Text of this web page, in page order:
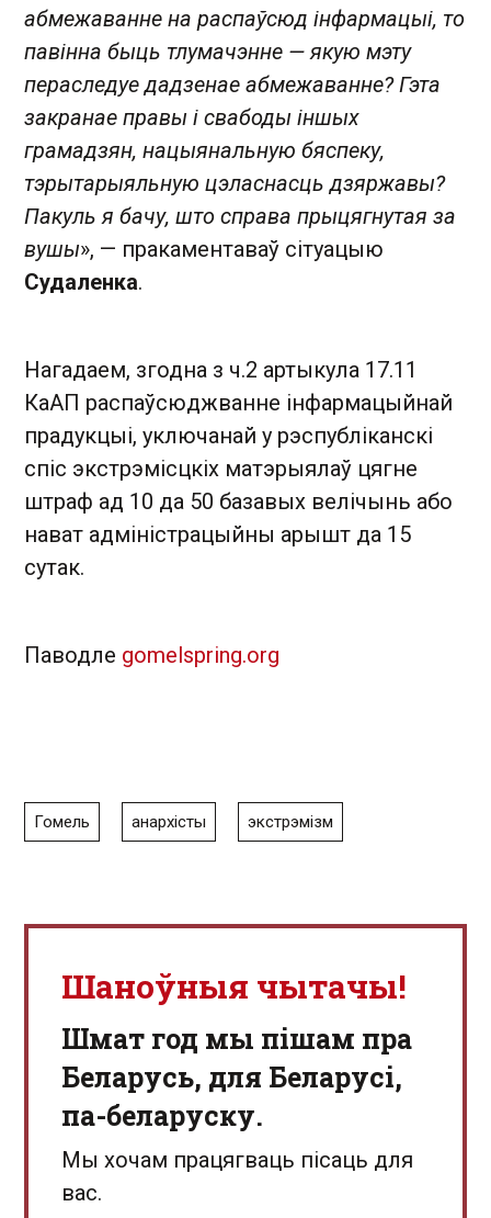
абмежаванне на распаўсюд інфармацыі, то
павінна быць тлумачэнне — якую мэту
пераследуе дадзенае абмежаванне? Гэта
закранае правы і свабоды іншых
грамадзян, нацыянальную бяспеку,
тэрытарыяльную цэласнасць дзяржавы?
Пакуль я бачу, што справа прыцягнутая за
вушы», — пракаментаваў сітуацыю
Судаленка.
Нагадаем, згодна з ч.2 артыкула 17.11
КаАП распаўсюджванне інфармацыйнай
прадукцыі, уключанай у рэспубліканскі
спіс экстрэмісцкіх матэрыялаў цягне
штраф ад 10 да 50 базавых велічынь або
нават адміністрацыйны арышт да 15
сутак.
Паводле gomelspring.org
Гомель анархісты экстрэмізм
Шаноўныя чытачы!
Шмат год мы пішам пра
Беларусь, для Беларусі,
па-беларуску.
Мы хочам працягваць пісаць для
вас.